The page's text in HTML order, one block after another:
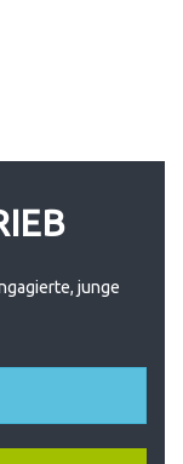
junge